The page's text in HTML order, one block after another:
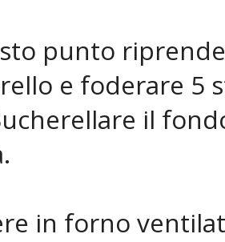
punto
e foderare 5
il
in forno